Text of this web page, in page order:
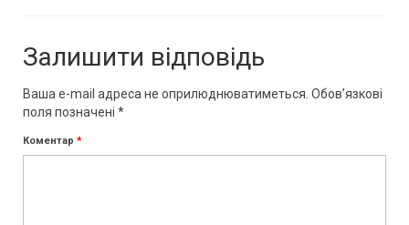
Залишити відповідь
Ваша e-mail адреса не оприлюднюватиметься. Обов’язкові
поля позначені *
Коментар *